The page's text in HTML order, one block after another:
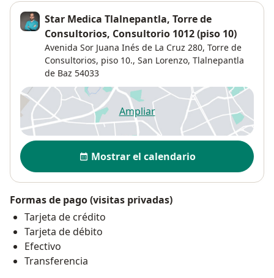
Star Medica Tlalnepantla, Torre de
Consultorios, Consultorio 1012 (piso 10)
Avenida Sor Juana Inés de La Cruz 280, Torre de
Consultorios, piso 10., San Lorenzo, Tlalnepantla
de Baz 54033
Ampliarse abre en una nueva
Disponibilidad
Mostrar el calendario
Formas de pago (visitas privadas)
Tarjeta de crédito
Tarjeta de débito
Efectivo
Transferencia